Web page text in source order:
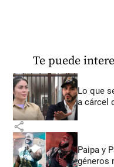
Te puede
Lo que
a cárcel
share
Paipa y
géneros